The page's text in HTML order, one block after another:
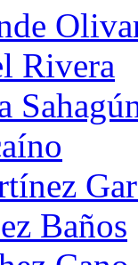
Rivera
Baños